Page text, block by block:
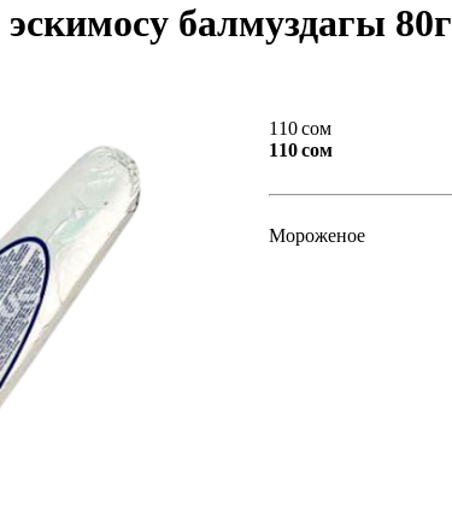
балмуздагы 80г
110 сом
110 сом
Мороженое